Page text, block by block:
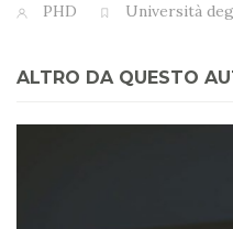
PHD Università
ALTRO DA QUESTO